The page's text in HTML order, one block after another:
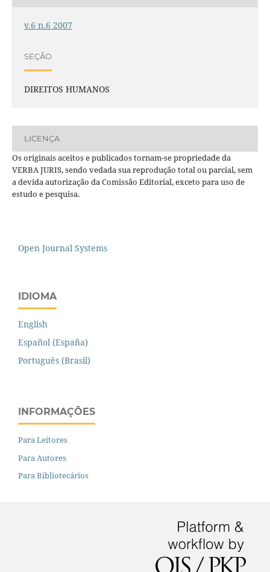
v.6 n.6 2007
SEÇÃO
DIREITOS HUMANOS
LICENÇA
Os originais aceitos e publicados tornam-se propriedade da
VERBA JURIS, sendo vedada sua reprodução total ou parcial, sem
a devida autorização da Comissão Editorial, exceto para uso de
estudo e pesquisa.
Open Journal Systems
IDIOMA
English
Español (España)
Português (Brasil)
INFORMAÇÕES
Para Leitores
Para Autores
Para Bibliotecários